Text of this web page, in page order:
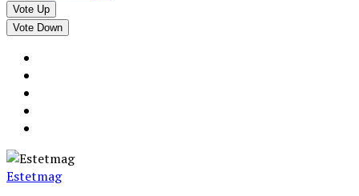
Vote Up
Vote Down
Estetmag